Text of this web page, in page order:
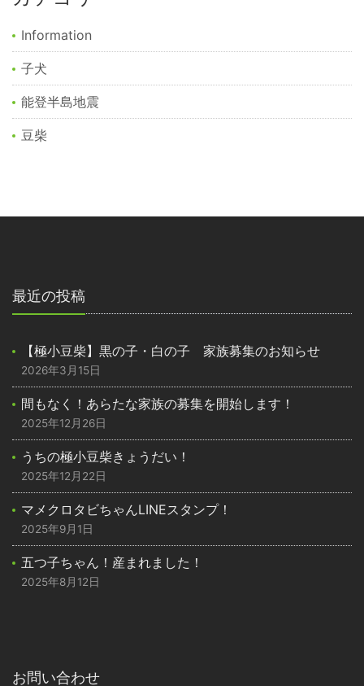
Information
子犬
能登半島地震
豆柴
最近の投稿
【極小豆柴】黒の子・白の子 家族募集のお知らせ
2026年3月15日
間もなく！あらたな家族の募集を開始します！
2025年12月26日
うちの極小豆柴きょうだい！
2025年12月22日
マメクロタビちゃんLINEスタンプ！
2025年9月1日
五つ子ちゃん！産まれました！
2025年8月12日
お問い合わせ